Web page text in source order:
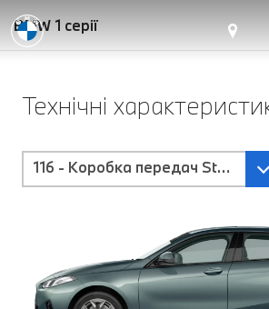
BMW 1 серії
Технічні
116 - Коробка передач